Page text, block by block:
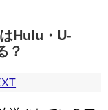
Hulu・U-
？